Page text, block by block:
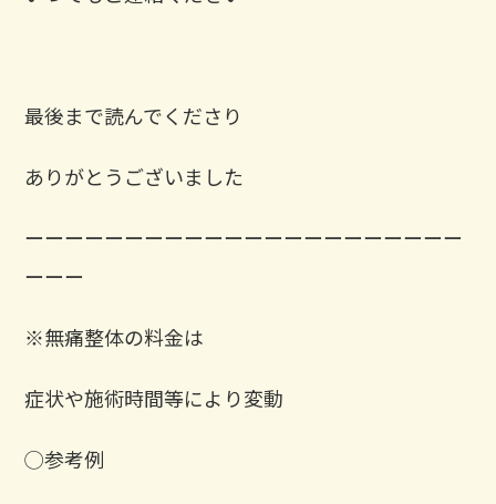
最後まで読んでくださり
ありがとうございました
ーーーーーーーーーーーーーーーーーーーーーー
ーーー
※無痛整体の料金は
症状や施術時間等により変動
◯参考例